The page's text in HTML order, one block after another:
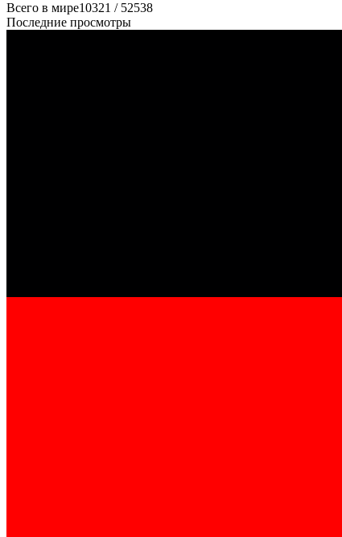
Всего в мире10321 / 52538
Последние просмотры